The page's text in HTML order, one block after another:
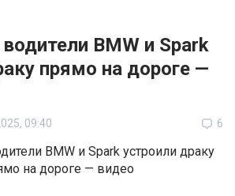
BMW и Spark
прямо на дороге —
09:40 6